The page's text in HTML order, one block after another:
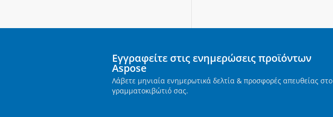
Εγγραφείτε στις ενημερώσεις προϊόντων
Aspose
Λάβετε μηνιαία ενημερωτικά δελτία & προσφορές απευθείας στο
γραμματοκιβώτιό σας.